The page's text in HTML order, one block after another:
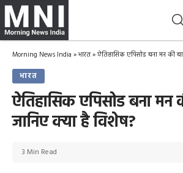
Morning News India »भारत»ऐतिहासिक एपिसोड बना मन की
भारत
ऐतिहासिक एपिसोड बना मन
जानिए क्या है विशेष?
3 Min Read